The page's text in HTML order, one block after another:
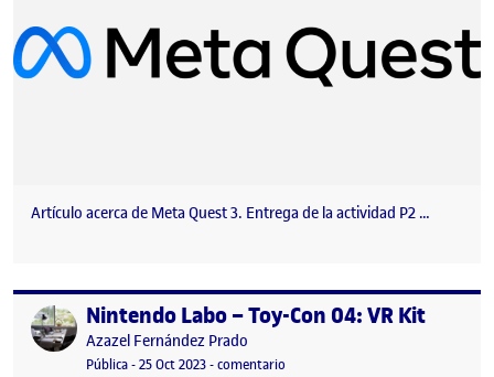
Artículo acerca de Meta Quest 3. Entrega de la actividad P2 …
Publicado porNintendo Labo – Toy-Con 04: VR Kit
Publicado por
Azazel Fernández Prado
Visibilidad:
Pública-Fecha de publicación
25 Oct 20232 marzo, 2024 5:59 pm
-comentario